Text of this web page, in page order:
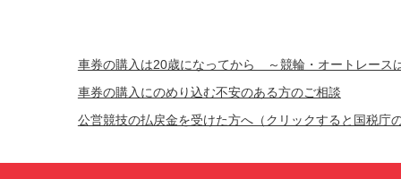
車券の購入は20歳になってから ～競輪・オートレー
車券の購入にのめり込む不安のある方のご相談
公営競技の払戻金を受けた方へ（クリックすると国税庁